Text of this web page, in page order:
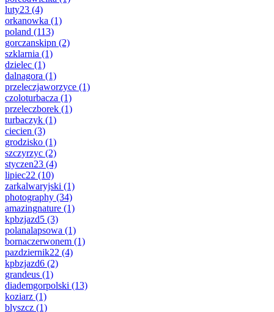
luty23 (4)
orkanowka (1)
poland (113)
gorczanskipn (2)
szklarnia (1)
dzielec (1)
dalnagora (1)
przeleczjaworzyce (1)
czoloturbacza (1)
przeleczborek (1)
turbaczyk (1)
ciecien (3)
grodzisko (1)
szczyrzyc (2)
styczen23 (4)
lipiec22 (10)
zarkalwaryjski (1)
photography (34)
amazingnature (1)
kpbzjazd5 (3)
polanalapsowa (1)
bornaczerwonem (1)
pazdziernik22 (4)
kpbzjazd6 (2)
grandeus (1)
diademgorpolski (13)
koziarz (1)
blyszcz (1)